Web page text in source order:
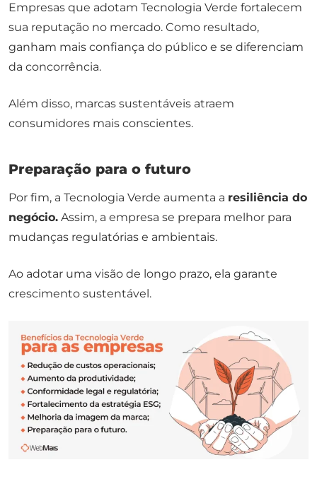
Empresas que adotam Tecnologia Verde fortalecem
sua reputação no mercado. Como resultado,
ganham mais confiança do público e se diferenciam
da concorrência.
Além disso, marcas sustentáveis atraem
consumidores mais conscientes.
Preparação para o futuro
Por fim, a Tecnologia Verde aumenta a resiliência do
negócio. Assim, a empresa se prepara melhor para
mudanças regulatórias e ambientais.
Ao adotar uma visão de longo prazo, ela garante
crescimento sustentável.